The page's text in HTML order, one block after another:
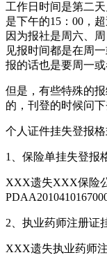
工作日时间是第二
是下午的15：00，
因为报社是周六、
见报时间都是在周
报的话也是要周一或
但是，有些特殊的
的，刊登的时候问
个人证件挂失登报
1、保险单挂失登报
XXX遗失XXX保险
2、执业药师注册证
XXX遗失执业药师